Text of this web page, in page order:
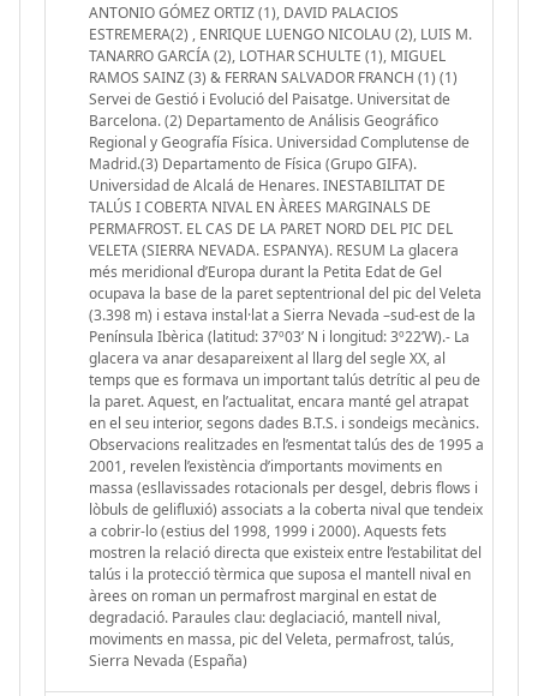
ANTONIO GÓMEZ ORTIZ (1), DAVID PALACIOS
ESTREMERA(2) , ENRIQUE LUENGO NICOLAU (2), LUIS M.
TANARRO GARCÍA (2), LOTHAR SCHULTE (1), MIGUEL
RAMOS SAINZ (3) & FERRAN SALVADOR FRANCH (1) (1)
Servei de Gestió i Evolució del Paisatge. Universitat de
Barcelona. (2) Departamento de Análisis Geográfico
Regional y Geografía Física. Universidad Complutense de
Madrid.(3) Departamento de Física (Grupo GIFA).
Universidad de Alcalá de Henares. INESTABILITAT DE
TALÚS I COBERTA NIVAL EN ÀREES MARGINALS DE
PERMAFROST. EL CAS DE LA PARET NORD DEL PIC DEL
VELETA (SIERRA NEVADA. ESPANYA). RESUM La glacera
més meridional d’Europa durant la Petita Edat de Gel
ocupava la base de la paret septentrional del pic del Veleta
(3.398 m) i estava instal·lat a Sierra Nevada –sud-est de la
Península Ibèrica (latitud: 37º03’ N i longitud: 3º22’W).- La
glacera va anar desapareixent al llarg del segle XX, al
temps que es formava un important talús detrític al peu de
la paret. Aquest, en l’actualitat, encara manté gel atrapat
en el seu interior, segons dades B.T.S. i sondeigs mecànics.
Observacions realitzades en l’esmentat talús des de 1995 a
2001, revelen l’existència d’importants moviments en
massa (esllavissades rotacionals per desgel, debris flows i
lòbuls de gelifluxió) associats a la coberta nival que tendeix
a cobrir-lo (estius del 1998, 1999 i 2000). Aquests fets
mostren la relació directa que existeix entre l’estabilitat del
talús i la protecció tèrmica que suposa el mantell nival en
àrees on roman un permafrost marginal en estat de
degradació. Paraules clau: deglaciació, mantell nival,
moviments en massa, pic del Veleta, permafrost, talús,
Sierra Nevada (España)